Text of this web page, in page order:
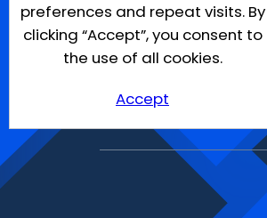
preferences and repeat visits. By
clicking “Accept”, you consent to
the use of all cookies.
Accept